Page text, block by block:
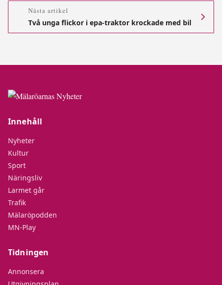
Nästa artikel
Två unga flickor i epa-traktor krockade med bil
Innehåll
Nyheter
Kultur
Sport
Näringsliv
Larmet går
Trafik
Mälaröpodden
MN-Play
Tidningen
Annonsera